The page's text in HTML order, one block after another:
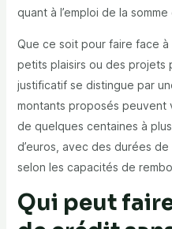
quant à l’emploi de la
Que ce soit pour faire face
petits plaisirs ou des projets
justificatif se distingue par
montants proposés peuvent
de quelques centaines à
d’euros, avec des durées
selon les capacités de
Qui peut